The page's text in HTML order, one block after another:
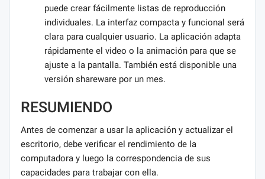
puede crear fácilmente listas de reproducción
individuales. La interfaz compacta y funcional será
clara para cualquier usuario. La aplicación adapta
rápidamente el video o la animación para que se
ajuste a la pantalla. También está disponible una
versión shareware por un mes.
RESUMIENDO
Antes de comenzar a usar la aplicación y actualizar el
escritorio, debe verificar el rendimiento de la
computadora y luego la correspondencia de sus
capacidades para trabajar con ella.